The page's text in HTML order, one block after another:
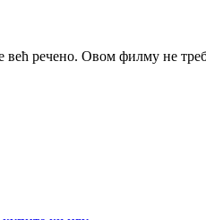
већ речено. Овом филму не